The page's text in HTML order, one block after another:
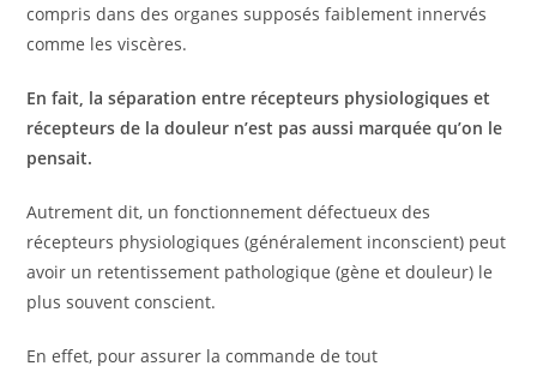
compris dans des organes supposés faiblement innervés
comme les viscères.
En fait, la séparation entre récepteurs physiologiques et
récepteurs de la douleur n’est pas aussi marquée qu’on le
pensait.
Autrement dit, un fonctionnement défectueux des
récepteurs physiologiques (généralement inconscient) peut
avoir un retentissement pathologique (gène et douleur) le
plus souvent conscient.
En effet, pour assurer la commande de tout